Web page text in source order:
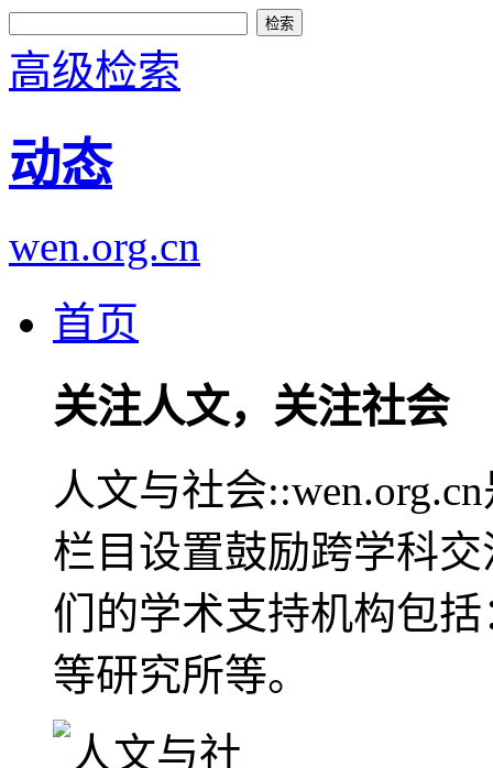
高级检索
动态
wen.org.cn
首页
关注人文，关注社会
人文与社会
栏目设置鼓励跨学科
们的学术支持机构包
等研究所等。